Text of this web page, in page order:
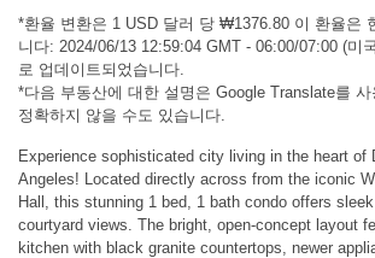
*환율 변환은 1 USD 달러 당 ₩1376.80 이 환율은
니다: 2024/06/13 12:59:04 GMT - 06:00/07:00 (미
로 업데이트되었습니다.
*다음 부동산에 대한 설명은 Google Translate를 사
정확하지 않을 수도 있습니다.
Experience sophisticated city living in the heart of
Angeles! Located directly across from the iconic
Hall, this stunning 1 bed, 1 bath condo offers
courtyard views. The bright, open-concept layout
kitchen with black granite countertops, newer